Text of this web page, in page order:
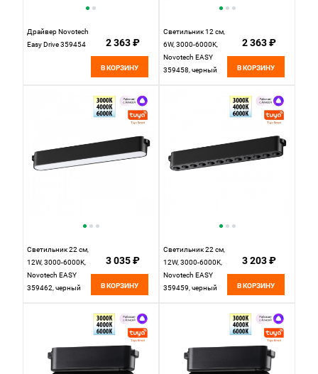
Драйвер Novotech
Easy Drive 359454
2 363 ₽
В КОРЗИНУ
Светильник 12 см,
6W, 3000-6000K,
Novotech EASY
359458, черный
2 363 ₽
В КОРЗИНУ
Светильник 22 см,
12W, 3000-6000K,
Novotech EASY
359462, черный
3 035 ₽
В КОРЗИНУ
Светильник 22 см,
12W, 3000-6000K,
Novotech EASY
359459, черный
3 203 ₽
В КОРЗИНУ